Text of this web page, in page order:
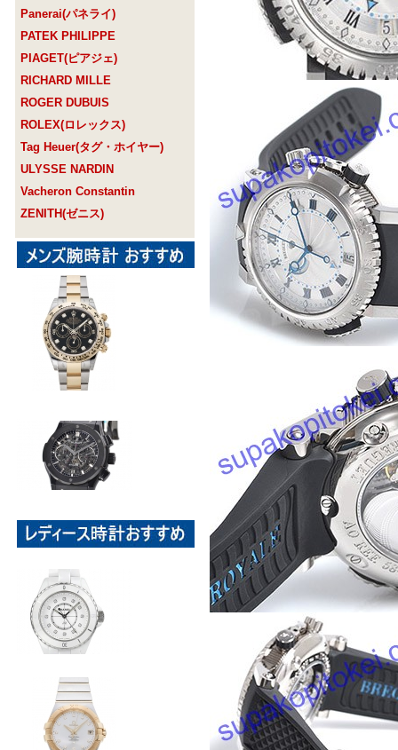
Panerai(パネライ)
PATEK PHILIPPE
PIAGET(ピアジェ)
RICHARD MILLE
ROGER DUBUIS
ROLEX(ロレックス)
Tag Heuer(タグ・ホイヤー)
ULYSSE NARDIN
Vacheron Constantin
ZENITH(ゼニス)